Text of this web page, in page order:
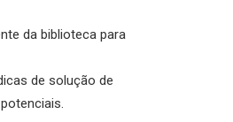
da biblioteca para
de solução de